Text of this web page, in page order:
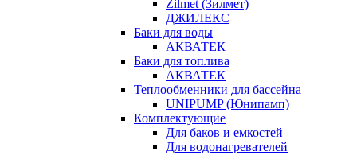
Zilmet (Зилмет)
ДЖИЛЕКС
Баки для воды
АКВАТЕК
Баки для топлива
АКВАТЕК
Теплообменники для бассейна
UNIPUMP (Юнипамп)
Комплектующие
Для баков и емкостей
Для водонагревателей